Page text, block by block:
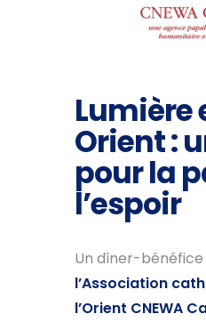
Lumière
Orient :
pour la
l’espoir
Un dîner-
l’Association
l’Orient CNEWA